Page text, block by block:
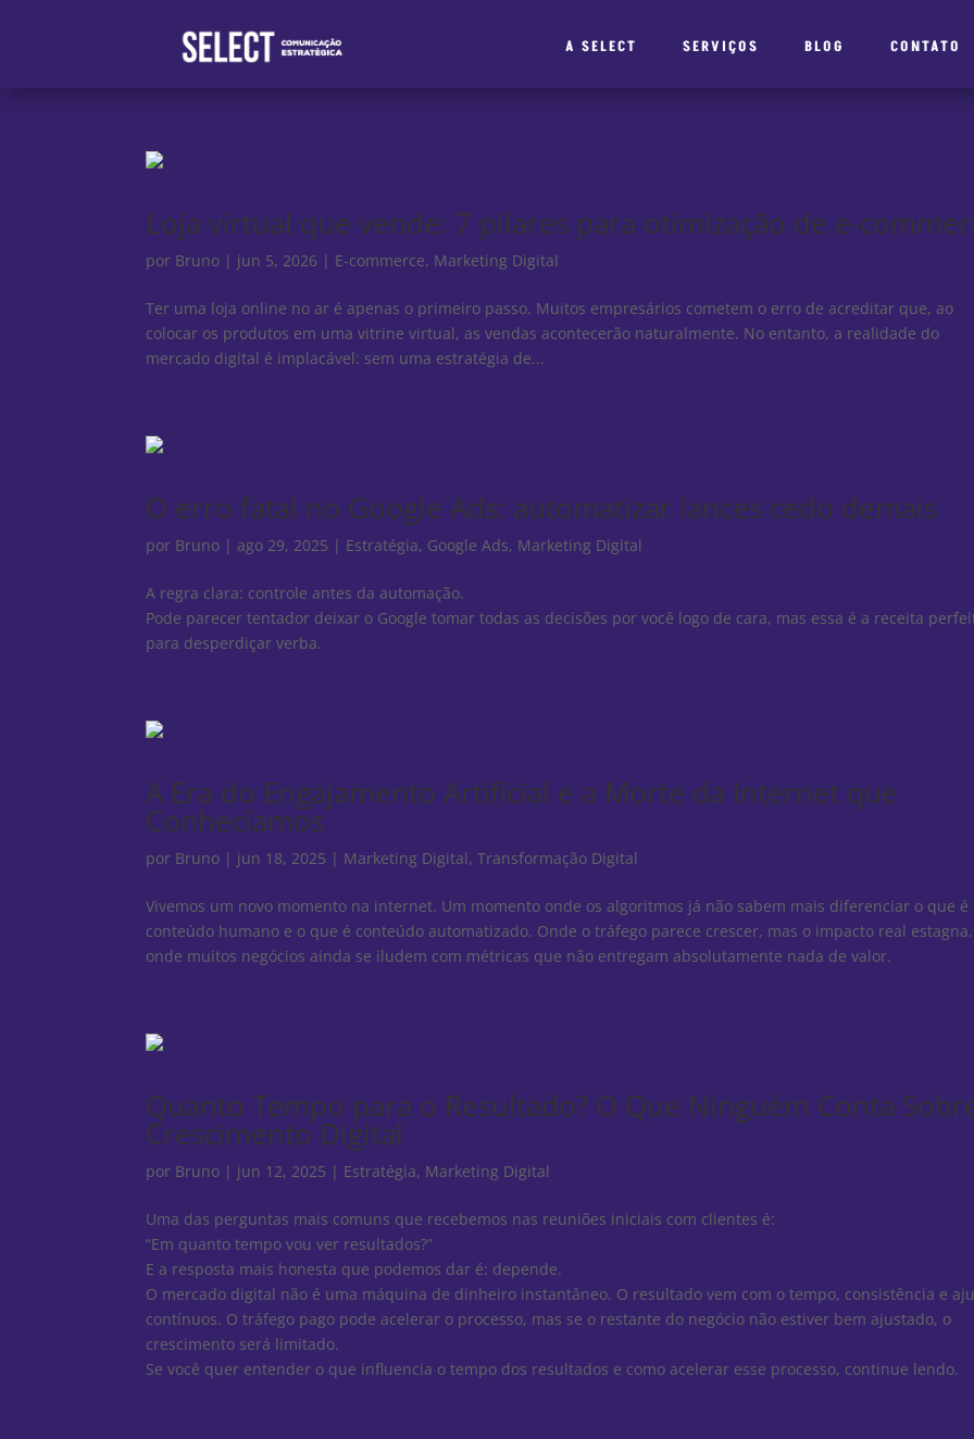
A SELECT SERVIÇOS BLOG CONTATO
Loja virtual que vende: 7 pilares para otimização de e-
por Bruno | jun 5, 2026 | E-commerce, Marketing Digital
Ter uma loja online no ar é apenas o primeiro passo. Muitos empresários cometem o erro de acreditar que, ao
colocar os produtos em uma vitrine virtual, as vendas acontecerão naturalmente. No entanto, a realidade do
mercado digital é implacável: sem uma estratégia de...
O erro fatal no Google Ads: automatizar lances cedo demais
por Bruno | ago 29, 2025 | Estratégia, Google Ads, Marketing Digital
A regra clara: controle antes da automação.
Pode parecer tentador deixar o Google tomar todas as decisões por você logo de cara, mas essa é a receita
para desperdiçar verba.
A Era do Engajamento Artificial e a Morte da Internet que
Conhecíamos
por Bruno | jun 18, 2025 | Marketing Digital,Transformação Digital
Vivemos um novo momento na internet. Um momento onde os algoritmos já não sabem mais diferenciar o que é
conteúdo humano e o que é conteúdo automatizado. Onde o tráfego parece crescer, mas o impacto real estagna.
onde muitos negócios ainda se iludem com métricas que não entregam absolutamente nada de valor.
Quanto Tempo para o Resultado? O Que Ninguém Conta
Crescimento Digital
por Bruno | jun 12, 2025 | Estratégia, Marketing Digital
Uma das perguntas mais comuns que recebemos nas reuniões iniciais com clientes é:
“Em quanto tempo vou ver resultados?”
E a resposta mais honesta que podemos dar é: depende.
O mercado digital não é uma máquina de dinheiro instantâneo. O resultado vem com o tempo, consistência e
contínuos. O tráfego pago pode acelerar o processo, mas se o restante do negócio não estiver bem ajustado, o
crescimento será limitado.
Se você quer entender o que influencia o tempo dos resultados e como acelerar esse processo, continue lendo.